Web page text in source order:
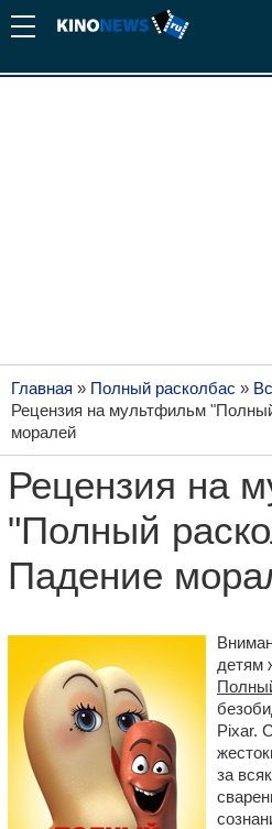
Главная » Полный расколбас »
Рецензия на мультфильм
моралей
Рецензия на
"Полный
Падение
детям
Pixar.
за